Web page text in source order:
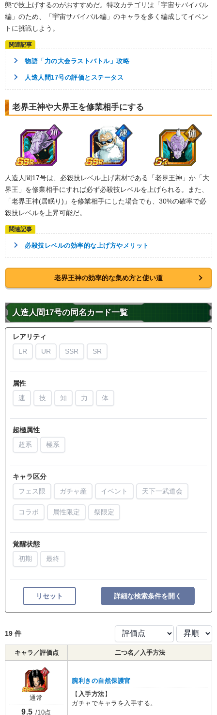
態で技上げするのがおすすめだ。特攻カテゴリは「宇宙サバイバル
編」のため、「宇宙サバイバル編」のキャラを多く編成してイベン
トに挑戦しよう。
物語「力の大会ラストバトル」攻略
人造人間17号の評価とステータス
老界王神や大界王を修業相手にする
人造人間17号は、必殺技レベル上げ素材である「老界王神」か「大
界王」を修業相手にすれば必ず必殺技レベルを上げられる。また、
「老界王神(居眠り)」を修業相手にした場合でも、30%の確率で必
殺技レベルを上昇可能だ。
必殺技レベルの効率的な上げ方やメリット
老界王神の効率的な集め方と使い道
人造人間17号の同名カード一覧
レアリティ
LR
UR SSR SR
属性
速
技 知 力 体
超極属性
超系
極系
キャラ区分
フェス限
ガチャ産 イベント 天下一武道会
コラボ 属性限定 祭限定
覚醒状態
初期
最終
リセット 詳細な検索条件を開く
19 件
キャラ／評価点 二つ名／入手方法
通常
9.5 /10点
腕利きの自然保護官
【 入手方法 】
ガチャでキャラを入手する。